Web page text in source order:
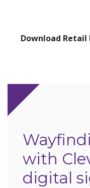
Download Retail
with
digital